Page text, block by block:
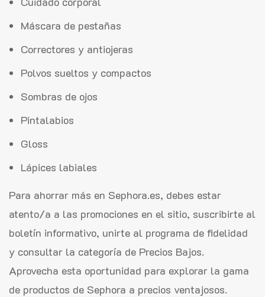
Máscara de pestañas
Correctores y antiojeras
Polvos sueltos y compactos
Sombras de ojos
Pintalabios
Gloss
Lápices labiales
Para ahorrar más en Sephora.es, debes estar
atento/a a las promociones en el sitio, suscribirte al
boletín informativo, unirte al programa de fidelidad
y consultar la categoría de Precios Bajos.
Aprovecha esta oportunidad para explorar la gama
de productos de Sephora a precios ventajosos.